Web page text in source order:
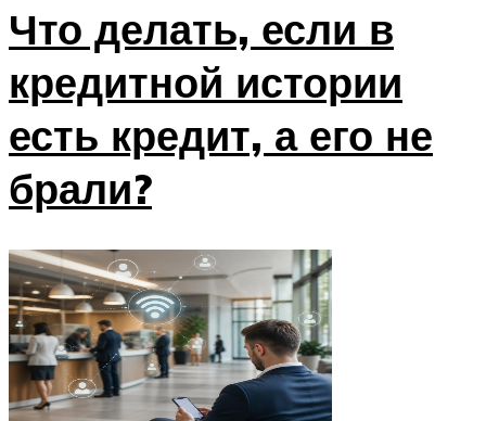
Что делать, если в
кредитной истории
есть кредит, а его не
брали?